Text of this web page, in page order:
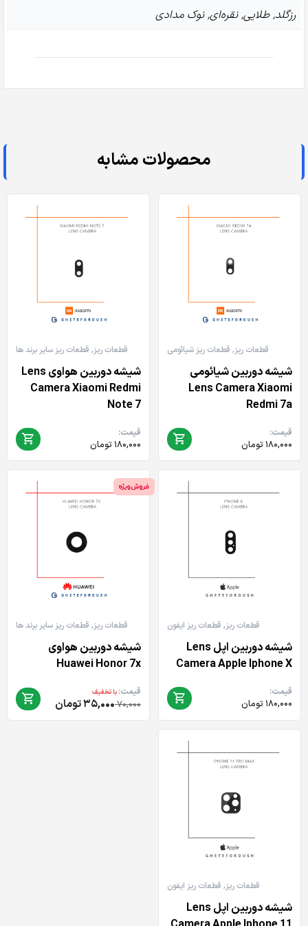
رزگلد,طلایی,نقره‌ای,نوک مدادی
محصولات مشابه
قطعات ریز, قطعات ریز شیائومی
شیشه دوربین شیائومی
Lens Camera Xiaomi
Redmi 7a
قیمت:
۱۸۰,۰۰۰ تومان
قطعات ریز, قطعات ریز سایر برند ها
شیشه دوربین هواوی Lens
Camera Xiaomi Redmi
Note 7
قیمت:
۱۸۰,۰۰۰ تومان
قطعات ریز, قطعات ریز ایفون
شیشه دوربین اپل Lens
Camera Apple Iphone X
قیمت:
۱۸۰,۰۰۰ تومان
قطعات ریز, قطعات ریز سایر برند ها
شیشه دوربین هواوی
Huawei Honor 7x
قیمت: با تخفیف
۷۰,۰۰۰
قیمت
اصلی:
۳۵,۰۰۰تومان
قیمت
فعلی:
قطعات ریز, قطعات ریز ایفون
شیشه دوربین اپل Lens